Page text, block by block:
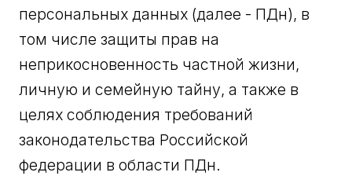
персональных данных (далее - ПДн), в
том числе защиты прав на
неприкосновенность частной жизни,
личную и семейную тайну, а также в
целях соблюдения требований
законодательства Российской
федерации в области ПДн.